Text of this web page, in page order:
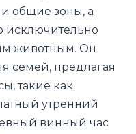
общие зоны, а
исключительно
животным. Он
семей, предлагая
такие как
утренний
винный час